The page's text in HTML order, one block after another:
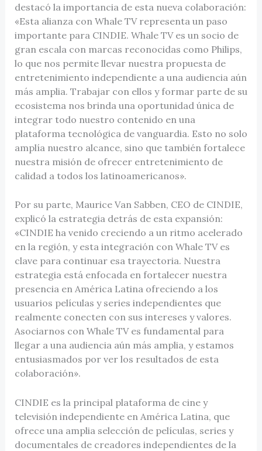
destacó la importancia de esta nueva colaboración:
«Esta alianza con Whale TV representa un paso
importante para CINDIE. Whale TV es un socio de
gran escala con marcas reconocidas como Philips,
lo que nos permite llevar nuestra propuesta de
entretenimiento independiente a una audiencia aún
más amplia. Trabajar con ellos y formar parte de su
ecosistema nos brinda una oportunidad única de
integrar todo nuestro contenido en una
plataforma tecnológica de vanguardia. Esto no solo
amplía nuestro alcance, sino que también fortalece
nuestra misión de ofrecer entretenimiento de
calidad a todos los latinoamericanos».
Por su parte, Maurice Van Sabben, CEO de CINDIE,
explicó la estrategia detrás de esta expansión:
«CINDIE ha venido creciendo a un ritmo acelerado
en la región, y esta integración con Whale TV es
clave para continuar esa trayectoria. Nuestra
estrategia está enfocada en fortalecer nuestra
presencia en América Latina ofreciendo a los
usuarios películas y series independientes que
realmente conecten con sus intereses y valores.
Asociarnos con Whale TV es fundamental para
llegar a una audiencia aún más amplia, y estamos
entusiasmados por ver los resultados de esta
colaboración».
CINDIE es la principal plataforma de cine y
televisión independiente en América Latina, que
ofrece una amplia selección de películas, series y
documentales de creadores independientes de la